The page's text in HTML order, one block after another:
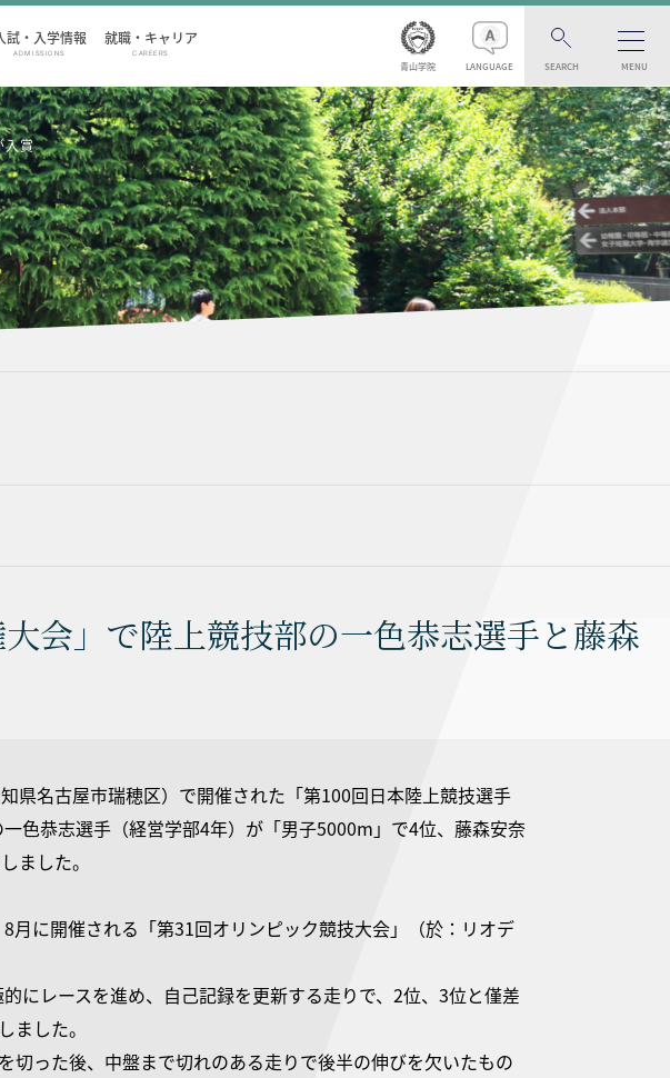
試・入学情報
ADMISSIONS
就職・キャリア
CAREERS
青山学院 LANGUAGE SEARCH MENU
入賞
大会」で陸上競技部の一色恭志選手と藤森
県名古屋市瑞穂区）で開催された「第100回日本陸上競技選手
色恭志選手（経営学部4年）が「男子5000m」で4位、藤森安奈
ました。
に開催される「第31回オリンピック競技大会」（於：リオデ
にレースを進め、自己記録を更新する走りで、2位、3位と僅差
ました。
った後、中盤まで切れのある走りで後半の伸びを欠いたもの